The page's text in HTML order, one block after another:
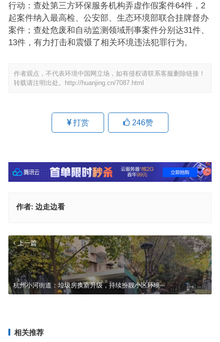
行动：查处第三方环保服务机构弄虚作假案件64件，2
起案件纳入最高检、公安部、生态环境部联合挂牌督办
案件；查处危废和自动监测领域刑事案件分别达31件、
13件，有力打击和震慑了相关环境违法犯罪行为。
作者观点，不代表环境中国网立场，如有侵权请联系客服删除链接！
转载请注明出处。 http://huanjing.cn/7087.html
打赏 246赞
作者: 边走边看
上一篇
杭州小河街道：垃圾房换新升级，持续扮靓小区环境
重点实施十大工程 实现生态环境质量稳定向好 奋发有为建设人与自
然和谐共生美丽河南
相关推荐